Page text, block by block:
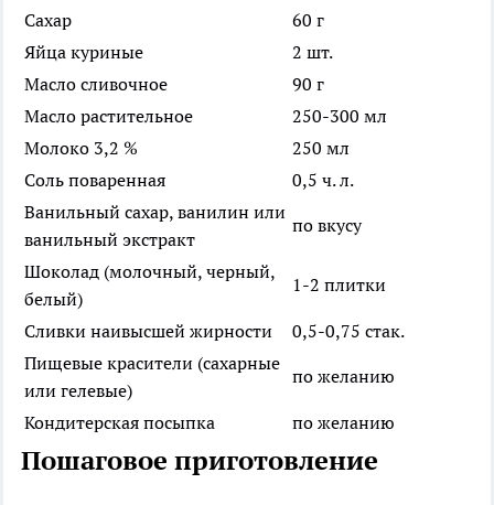
Сахар
60 г
Яйца куриные
2 шт.
Масло сливочное
90 г
Масло растительное
250-300 мл
Молоко 3,2 %
250 мл
Соль поваренная
0,5 ч. л.
Ванильный сахар, ванилин или
ванильный экстракт
по вкусу
Шоколад (молочный, черный,
белый)
1-2 плитки
Сливки наивысшей жирности
0,5-0,75 стак.
Пищевые красители (сахарные
или гелевые)
по желанию
Кондитерская посыпка по желанию
Пошаговое приготовление